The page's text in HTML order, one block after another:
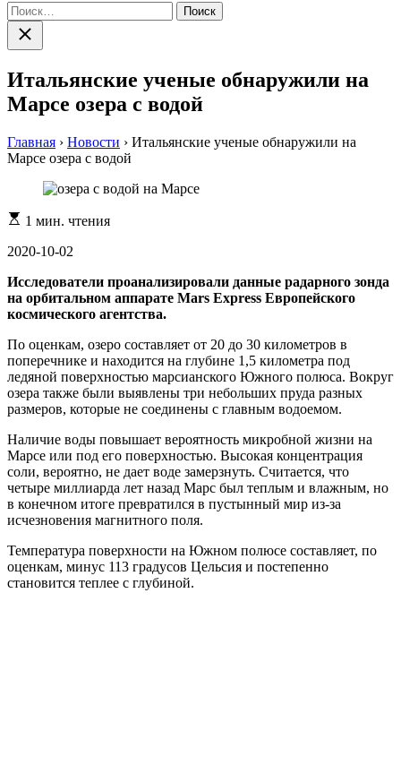
Найти:
Закрыть
поиск
Итальянские ученые обнаружили на
Марсе озера с водой
Главная › Новости › Итальянские ученые обнаружили на
Марсе озера с водой
Расчетное
чтения
1 мин. чтения
2020-10-02
Исследователи проанализировали данные радарного зонда
на орбитальном аппарате Mars Express Европейского
космического агентства.
По оценкам, озеро составляет от 20 до 30 километров в
поперечнике и находится на глубине 1,5 километра под
ледяной поверхностью марсианского Южного полюса. Вокруг
озера также были выявлены три небольших пруда разных
размеров, которые не соединены с главным водоемом.
Наличие воды повышает вероятность микробной жизни на
Марсе или под его поверхностью. Высокая концентрация
соли, вероятно, не дает воде замерзнуть. Считается, что
четыре миллиарда лет назад Марс был теплым и влажным, но
в конечном итоге превратился в пустынный мир из-за
исчезновения магнитного поля.
Температура поверхности на Южном полюсе составляет, по
оценкам, минус 113 градусов Цельсия и постепенно
становится теплее с глубиной.